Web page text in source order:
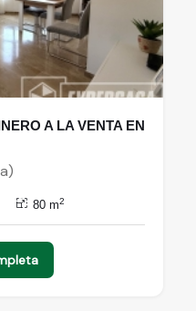
A LA VENTA EN
80 m2